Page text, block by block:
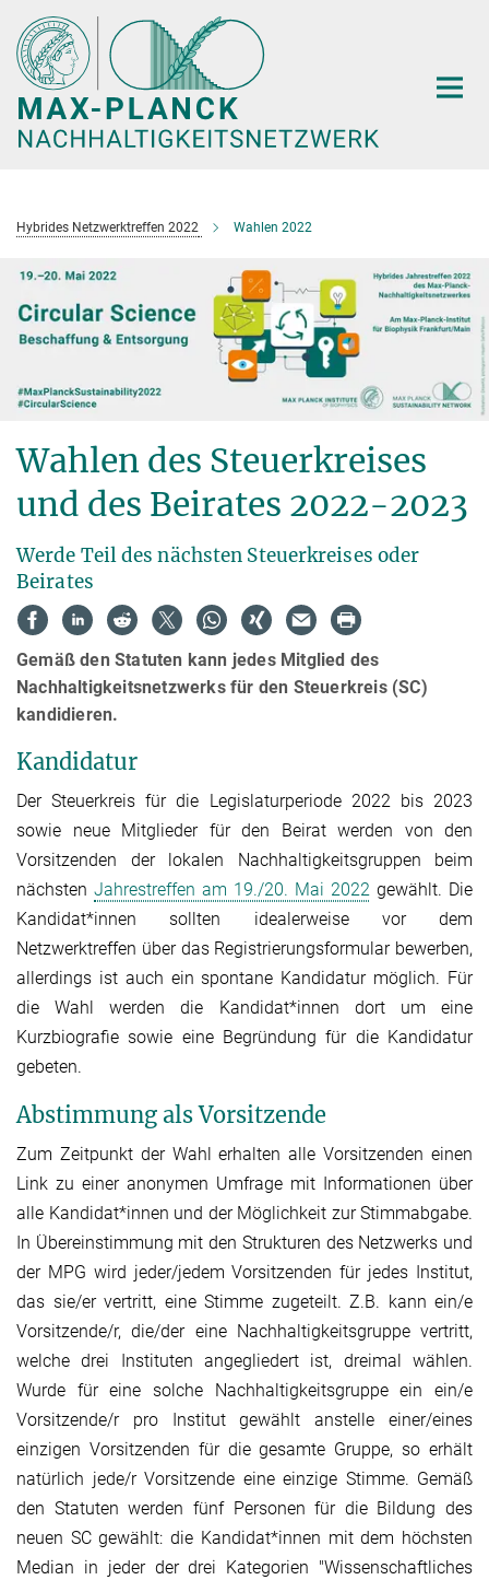
Hauptinhalt
Hybrides Netzwerktreffen 2022 Wahlen 2022
Wahlen des Steuerkreises
und des Beirates 2022-2023
Werde Teil des nächsten Steuerkreises oder
Beirates
Gemäß den Statuten kann jedes Mitglied des
Nachhaltigkeitsnetzwerks für den Steuerkreis (SC)
kandidieren.
Kandidatur
Der Steuerkreis für die Legislaturperiode 2022 bis 2023
sowie neue Mitglieder für den Beirat werden von den
Vorsitzenden der lokalen Nachhaltigkeitsgruppen beim
nächsten Jahrestreffen am 19./20. Mai 2022 gewählt. Die
Kandidat*innen sollten idealerweise vor dem
Netzwerktreffen über das Registrierungsformular bewerben,
allerdings ist auch ein spontane Kandidatur möglich. Für
die Wahl werden die Kandidat*innen dort um eine
Kurzbiografie sowie eine Begründung für die Kandidatur
gebeten.
Abstimmung als Vorsitzende
Zum Zeitpunkt der Wahl erhalten alle Vorsitzenden einen
Link zu einer anonymen Umfrage mit Informationen über
alle Kandidat*innen und der Möglichkeit zur Stimmabgabe.
In Übereinstimmung mit den Strukturen des Netzwerks und
der MPG wird jeder/jedem Vorsitzenden für jedes Institut,
das sie/er vertritt, eine Stimme zugeteilt. Z.B. kann ein/e
Vorsitzende/r, die/der eine Nachhaltigkeitsgruppe vertritt,
welche drei Instituten angegliedert ist, dreimal wählen.
Wurde für eine solche Nachhaltigkeitsgruppe ein ein/e
Vorsitzende/r pro Institut gewählt anstelle einer/eines
einzigen Vorsitzenden für die gesamte Gruppe, so erhält
natürlich jede/r Vorsitzende eine einzige Stimme. Gemäß
den Statuten werden fünf Personen für die Bildung des
neuen SC gewählt: die Kandidat*innen mit dem höchsten
Median in jeder der drei Kategorien "Wissenschaftliches